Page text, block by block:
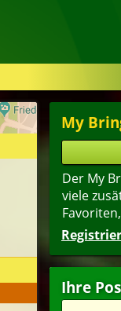
My
Der My
viele
Ihre